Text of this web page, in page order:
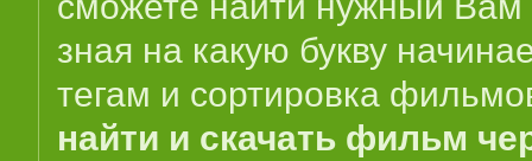
зная на какую букву
тегам и сортировка
найти и скачать фильм